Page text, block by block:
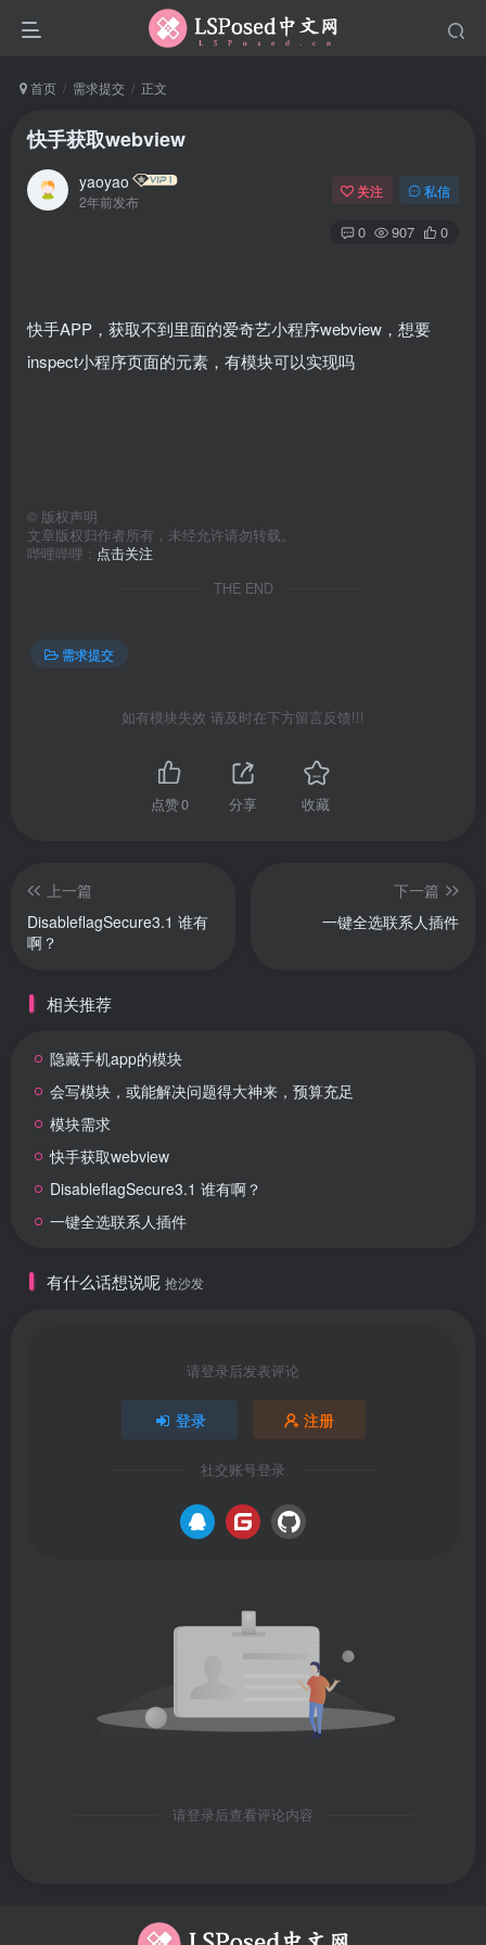
首页 需求提交 正文
快手获取webview
yaoyao
2年前发布
关注 私信
0 907 0
快手APP，获取不到里面的爱奇艺小程序webview，想要
inspect小程序页面的元素，有模块可以实现吗
© 版权声明
文章版权归作者所有，未经允许请勿转载。
哔哩哔哩 : 点击关注
THE END
需求提交
如有模块失效 请及时在下方留言反馈!!!
点赞0 分享 收藏
上一篇
DisableflagSecure3.1 谁有
啊？
下一篇
一键全选联系人插件
相关推荐
隐藏手机app的模块
会写模块，或能解决问题得大神来，预算充足
模块需求
快手获取webview
DisableflagSecure3.1 谁有啊？
一键全选联系人插件
有什么话想说呢 抢沙发
请登录后发表评论
登录 注册
社交账号登录
请登录后查看评论内容